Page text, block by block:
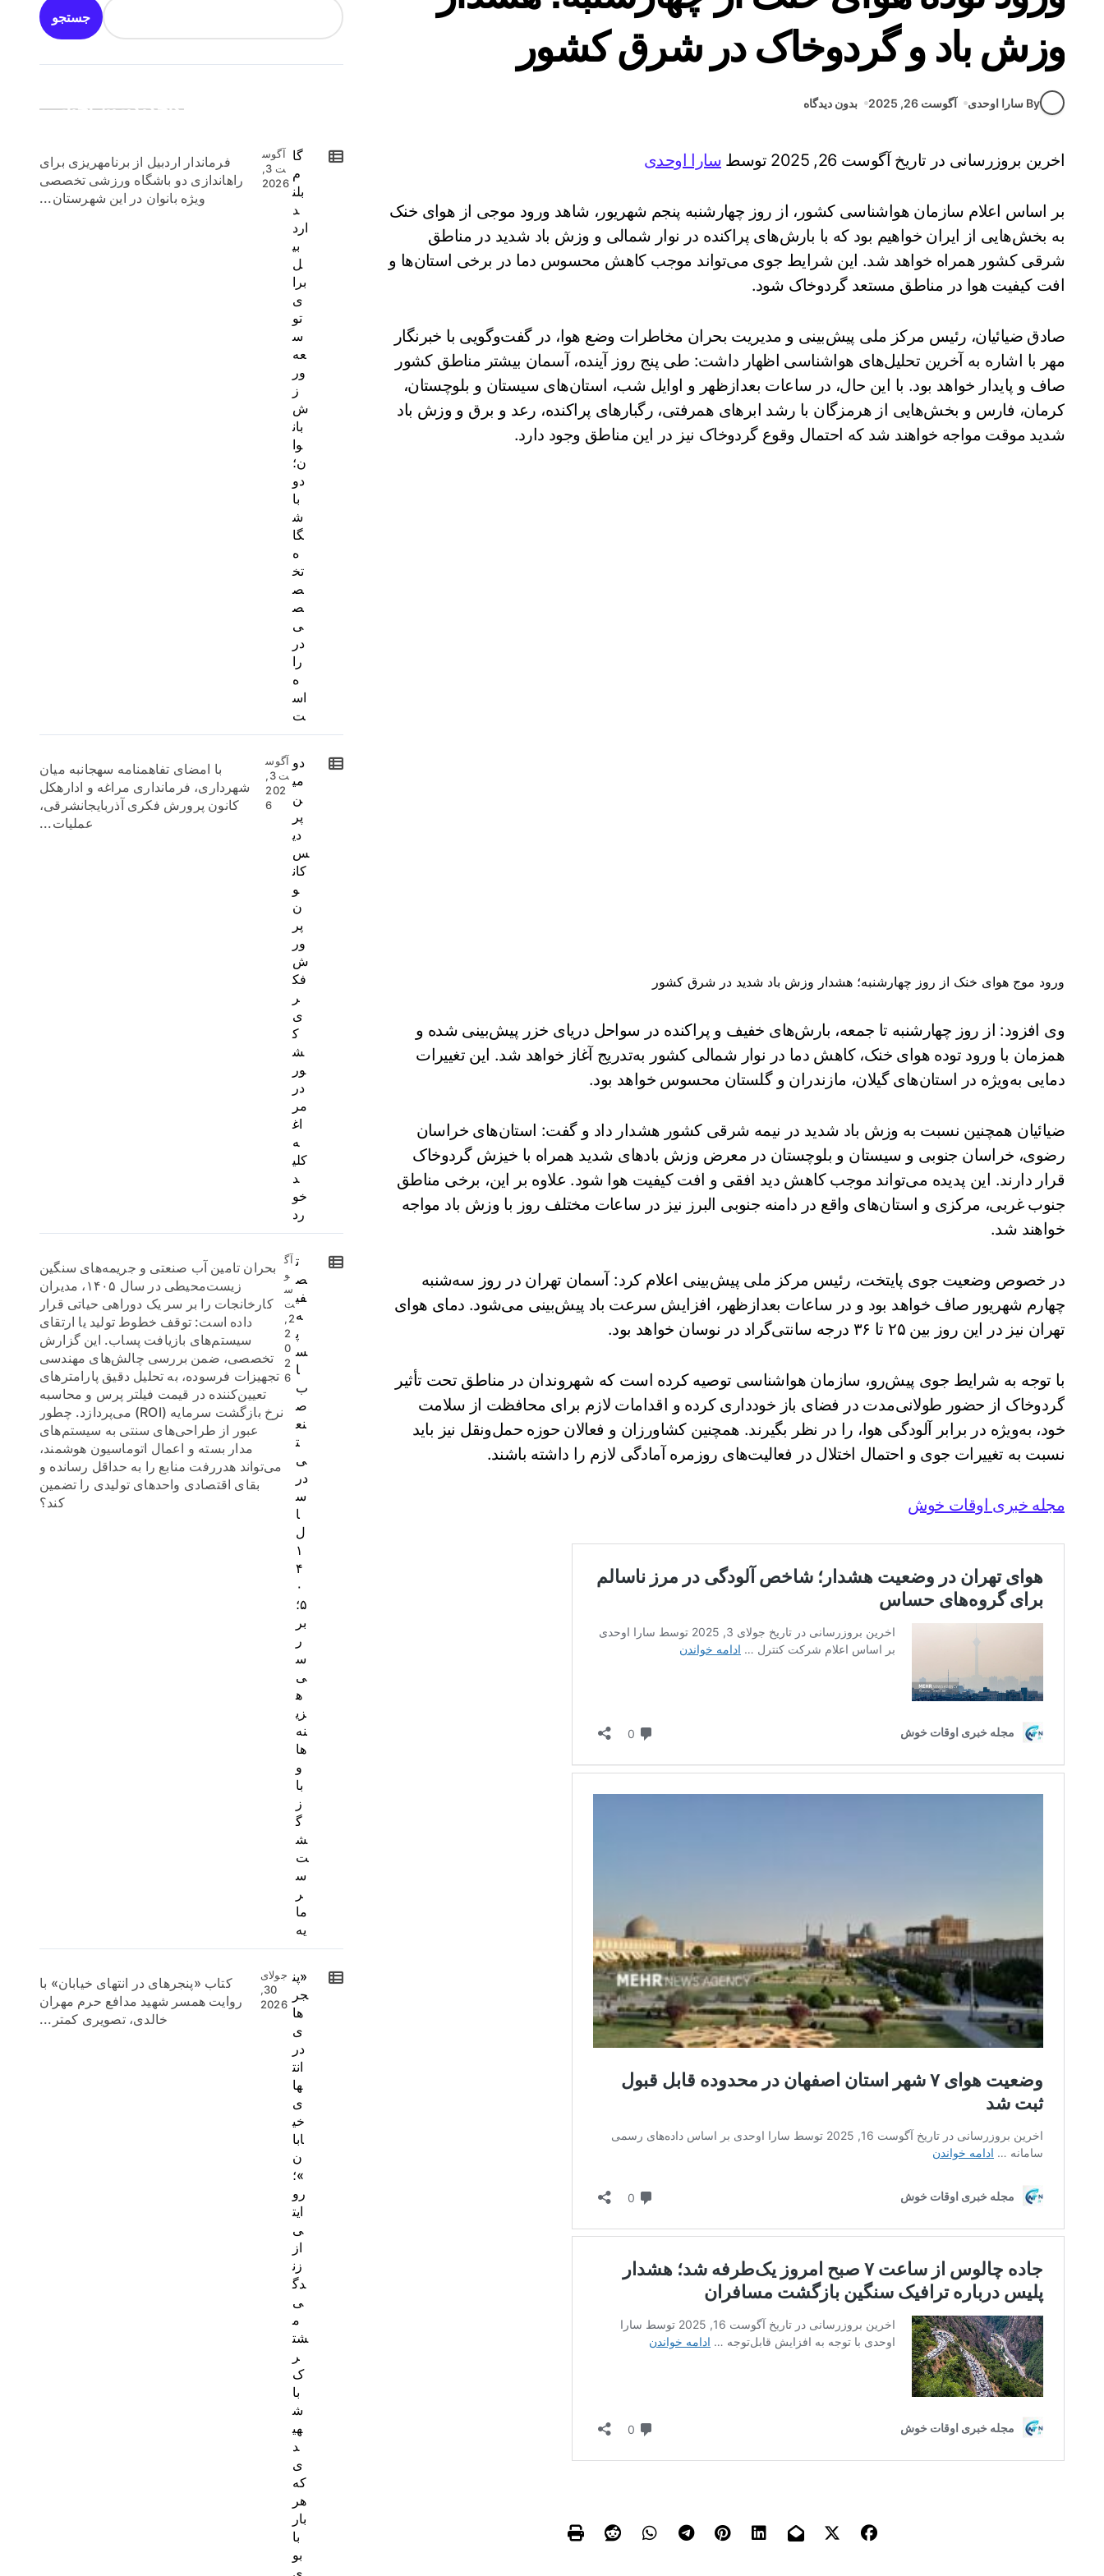
وزش باد و گردوخاک در شرق کشور
By سارا اوحدی آگوست 26, 2025 بدون دیدگاه
اخرین بروزرسانی در تاریخ آگوست 26, 2025 توسط سارا اوحدی
بر اساس اعلام سازمان هواشناسی کشور، از روز چهارشنبه پنجم شهریور، شاهد ورود موجی از هوای خنک
به بخش‌هایی از ایران خواهیم بود که با بارش‌های پراکنده در نوار شمالی و وزش باد شدید در مناطق
شرقی کشور همراه خواهد شد. این شرایط جوی می‌تواند موجب کاهش محسوس دما در برخی استان‌ها و
افت کیفیت هوا در مناطق مستعد گردوخاک شود.
صادق ضیائیان، رئیس مرکز ملی پیش‌بینی و مدیریت بحران مخاطرات وضع هوا، در گفت‌وگویی با خبرنگار
مهر با اشاره به آخرین تحلیل‌های هواشناسی اظهار داشت: طی پنج روز آینده، آسمان بیشتر مناطق کشور
صاف و پایدار خواهد بود. با این حال، در ساعات بعدازظهر و اوایل شب، استان‌های سیستان و بلوچستان،
کرمان، فارس و بخش‌هایی از هرمزگان با رشد ابرهای همرفتی، رگبارهای پراکنده، رعد و برق و وزش باد
شدید موقت مواجه خواهند شد که احتمال وقوع گردوخاک نیز در این مناطق وجود دارد.
ورود موج هوای خنک از روز چهارشنبه؛ هشدار وزش باد شدید در شرق کشور
وی افزود: از روز چهارشنبه تا جمعه، بارش‌های خفیف و پراکنده در سواحل دریای خزر پیش‌بینی شده و
همزمان با ورود توده هوای خنک، کاهش دما در نوار شمالی کشور به‌تدریج آغاز خواهد شد. این تغییرات
دمایی به‌ویژه در استان‌های گیلان، مازندران و گلستان محسوس خواهد بود.
ضیائیان همچنین نسبت به وزش باد شدید در نیمه شرقی کشور هشدار داد و گفت: استان‌های خراسان
رضوی، خراسان جنوبی و سیستان و بلوچستان در معرض وزش بادهای شدید همراه با خیزش گردوخاک
قرار دارند. این پدیده می‌تواند موجب کاهش دید افقی و افت کیفیت هوا شود. علاوه بر این، برخی مناطق
جنوب غربی، مرکزی و استان‌های واقع در دامنه جنوبی البرز نیز در ساعات مختلف روز با وزش باد مواجه
خواهند شد.
در خصوص وضعیت جوی پایتخت، رئیس مرکز ملی پیش‌بینی اعلام کرد: آسمان تهران در روز سه‌شنبه
چهارم شهریور صاف خواهد بود و در ساعات بعدازظهر، افزایش سرعت باد پیش‌بینی می‌شود. دمای هوای
تهران نیز در این روز بین ۲۵ تا ۳۶ درجه سانتی‌گراد در نوسان خواهد بود.
با توجه به شرایط جوی پیش‌رو، سازمان هواشناسی توصیه کرده است که شهروندان در مناطق تحت تأثیر
گردوخاک از حضور طولانی‌مدت در فضای باز خودداری کرده و اقدامات لازم برای محافظت از سلامت
خود، به‌ویژه در برابر آلودگی هوا، را در نظر بگیرند. همچنین کشاورزان و فعالان حوزه حمل‌ونقل نیز باید
نسبت به تغییرات جوی و احتمال اختلال در فعالیت‌های روزمره آمادگی لازم را داشته باشند.
مجله خبری اوقات خوش
جستجو
جدیدترین اخبار:
گا
م
بلن
د
ارد
بی
ل
برا
ی
تو
س
عه
ور
ز
ش
بان
وا
ن؛
دو
با
ش
گا
ه
تخ
ص
ص
ی
در
را
ه
اس
ت
آگوس
ت 3,
2026
فرماندار اردبیل از برنامهریزی برای
راهاندازی دو باشگاه ورزشی تخصصی
ویژه بانوان در این شهرستان...
دو
می
ن
پر
دی
س
کان
و
ن
پر
ور
ش
فک
ر
ی
ک
ش
ور
در
مر
اغ
ه
کلی
د
خو
رد
آگوس
ت 3,
202
6
با امضای تفاهمنامه سهجانبه میان
شهرداری، فرمانداری مراغه و ادارهکل
کانون پرورش فکری آذربایجانشرقی،
عملیات...
ت
ص
فی
ه
پ
س
ا
ب
ص
نع
ت
ی
در
س
ا
ل
۱
۴
۰
۵؛
بر
ر
س
ی
ه
زی
نه‌
ها
و
با
ز
گ
ش
ت
س
ر
ما
یه
آگ
و
س
ت
2,
2
0
2
6
بحران تامین آب صنعتی و جریمه‌های سنگین
زیست‌محیطی در سال ۱۴۰۵، مدیران
کارخانجات را بر سر یک دوراهی حیاتی قرار
داده است: توقف خطوط تولید یا ارتقای
سیستم‌های بازیافت پساب. این گزارش
تخصصی، ضمن بررسی چالش‌های مهندسی
تجهیزات فرسوده، به تحلیل دقیق پارامترهای
تعیین‌کننده در قیمت فیلتر پرس و محاسبه
نرخ بازگشت سرمایه (ROI) می‌پردازد. چطور
عبور از طراحی‌های سنتی به سیستم‌های
مدار بسته و اعمال اتوماسیون هوشمند،
می‌تواند هدررفت منابع را به حداقل رسانده و
بقای اقتصادی واحدهای تولیدی را تضمین
کند؟
«پن
جر
ها
ی
در
انت
ها
ی
خی
ابا
ن
»؛
رو
ایت
ی
از
زن
دگ
ی
م
شت
ر
ک
با
ش
هی
د
ی
که
هر
بار
با
بو
ی
جولای
30,
2026
کتاب «پنجرهای در انتهای خیابان» با
روایت همسر شهید مدافع حرم مهران
خالدی، تصویری کمتر...